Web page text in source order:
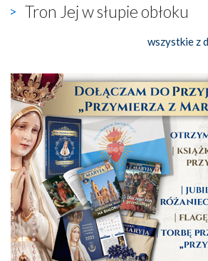
Tron Jej w słupie obłoku
wszystkie z